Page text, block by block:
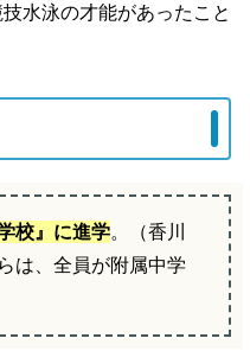
水泳の才能があったこと
校』に進学。（香川
は、全員が附属中学